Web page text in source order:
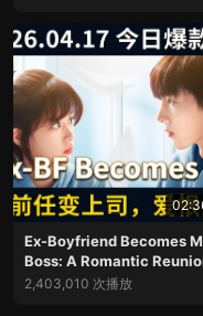
Ex-Boyfriend Becomes
Boss: A Romantic
2,403,010 次播放